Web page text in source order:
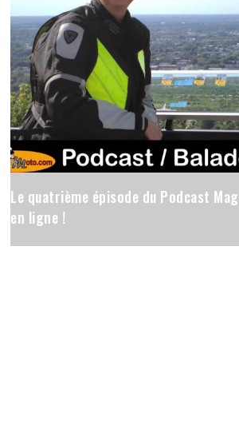
Le quatrième épisode du Podcast
en ligne !